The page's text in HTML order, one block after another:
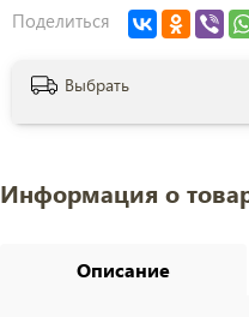
Поделиться
Выбрать
Информация о
Описание